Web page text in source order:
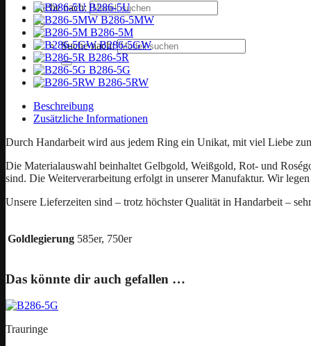
Suche nach:
Suche nach:
B286-5U
B286-5MW
B286-5M
B286-5GW
B286-5R
B286-5G
B286-5RW
Beschreibung
Zusätzliche Informationen
Durch Handarbeit wird aus jedem Ring ein Unikat, mit viel Liebe
Die Materialauswahl beinhaltet Gelbgold, Weißgold, Rot- und
sind. Die Weiterverarbeitung erfolgt in unserer Manufaktur. Wir
Unsere Lieferzeiten sind – trotz höchster Qualität in Handarbeit –
Goldlegierung 585er, 750er
Das könnte dir auch gefallen …
Trauringe